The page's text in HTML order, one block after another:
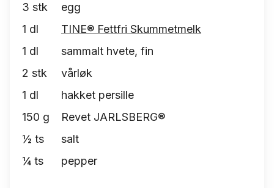
3 stk
egg
1 dl
TINE® Fettfri Skummetmelk
1 dl
sammalt hvete, fin
2 stk
vårløk
1 dl
hakket persille
150 g
Revet JARLSBERG®
½ ts
salt
¼ ts pepper